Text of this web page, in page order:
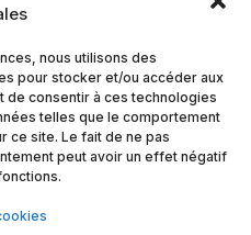
nous utilisons des
pour stocker et/ou accéder aux
de consentir à ces technologies
telles que le comportement
ce site. Le fait de ne pas
peut avoir un effet négatif
Arras
23 36 61
Rue de la piscine,
Calais